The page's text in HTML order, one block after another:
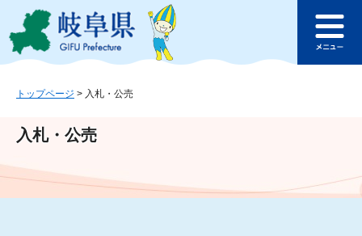
ジ
ュ
文
このページの本文へ
ュ
トップページ > 入札・公売
入札・公売